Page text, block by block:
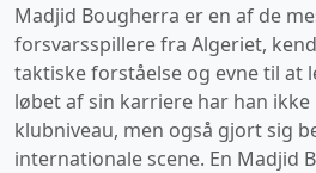
Madjid Bougherra er en af de
forsvarsspillere fra Algeriet,
taktiske forståelse og evne til at
løbet af sin karriere har han
klubniveau, men også gjort sig
internationale scene. En Madjid